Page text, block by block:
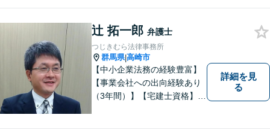
す。 ※お電話やメールでの無
料法律相談は行っておりませ
ん。
辻 拓一郎 弁護士
つじきむら法律事務所
群馬県|高崎市
【中小企業法務の経験豊富】
【事業会社への出向経験あり
（3年間）】【宅建士資格】信
詳細を見
る